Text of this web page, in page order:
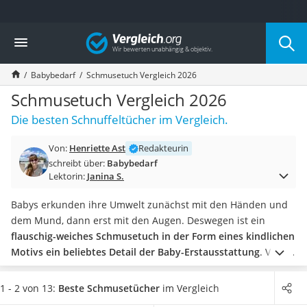
Die beliebtesten Vergleiche nach Kategorie
Kind & Baby
Babyphone mit 2 Kameras
Walkie-Talkie Kinder
Kindermatratzen
Babywippe
Rollschuhe für Kinder
Laufrad
Kinderschubkarre
Kinderuhr
Babyphone
Treppenschutzgitter
Kindersitz ab 4 Jahren
Kinderroller 3 Räder
Ferngesteuertes Auto
Vergleich
Babybedarf Schmusetuch Vergleich 2026
Schmusetuch Vergleich 2026
Die besten Schnuffeltücher im Vergleich.
Von: Henriette Ast
Redakteurin
schreibt über: Babybedarf
Lektorin: Janina S.
Babys erkunden ihre Umwelt zunächst mit den Händen und
dem Mund, dann erst mit den Augen. Deswegen ist ein
flauschig-weiches Schmusetuch in der Form eines kindlichen
Motivs ein beliebtes Detail der Baby-Erstausstattung. Viele
Kinder gewöhnen sich an ihr Schnuffeltuch aus ihren ersten
Lebenstagen, später werden Frosch, Einhorn und Hund zum
1 - 2 von 13: Beste Schmusetücher im Vergleich